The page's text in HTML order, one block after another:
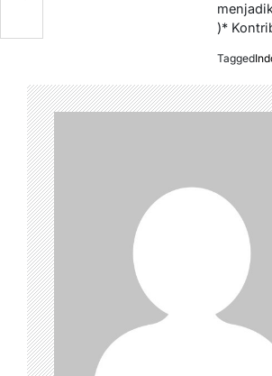
)*
Tagged